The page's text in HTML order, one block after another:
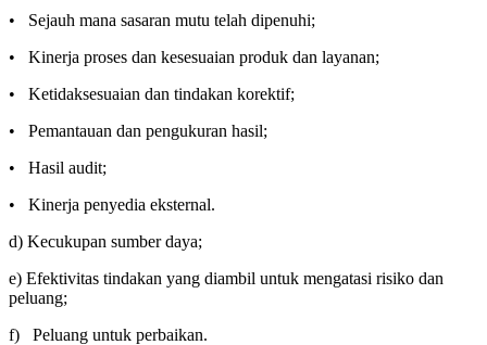
• Sejauh mana sasaran mutu telah dipenuhi;
• Kinerja proses dan kesesuaian produk dan layanan;
• Ketidaksesuaian dan tindakan korektif;
• Pemantauan dan pengukuran hasil;
• Hasil audit;
• Kinerja penyedia eksternal.
d) Kecukupan sumber daya;
e) Efektivitas tindakan yang diambil untuk mengatasi risiko dan
peluang;
f) Peluang untuk perbaikan.